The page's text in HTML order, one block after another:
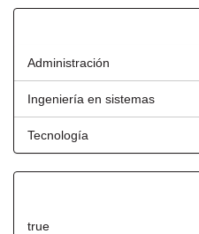
Administración
Ingeniería en sistemas
Tecnología
true